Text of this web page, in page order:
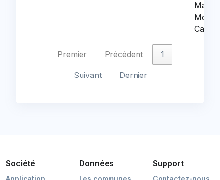
Premier Précédent 1
Suivant Dernier
Société Données Support